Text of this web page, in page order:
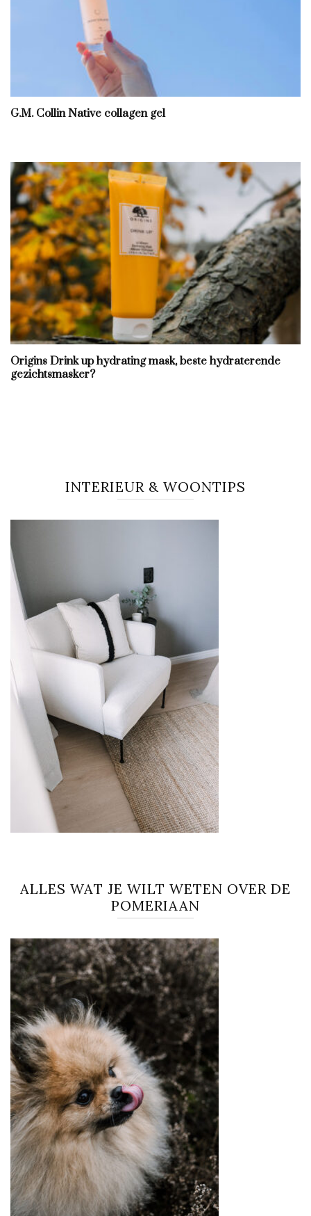
G.M. Collin Native collagen gel
Origins Drink up hydrating mask, beste hydraterende
gezichtsmasker?
INTERIEUR & WOONTIPS
ALLES WAT JE WILT WETEN OVER DE
POMERIAAN